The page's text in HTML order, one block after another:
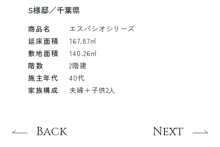
S様邸／千葉県
商品名
エスパシオシリーズ
延床面積
167.87㎡
敷地面積
140.26㎡
階数
2階建
施主年代
40代
家族構成
夫婦＋子供2人
Back Next